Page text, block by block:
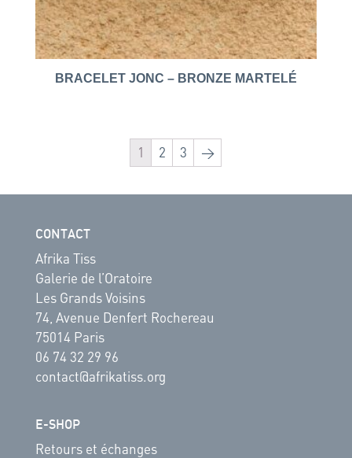
BRACELET JONC – BRONZE MARTELÉ
1 2 3 →
CONTACT
Afrika Tiss
Galerie de l’Oratoire
Les Grands Voisins
74, Avenue Denfert Rochereau
75014 Paris
06 74 32 29 96
contact@afrikatiss.org
E-SHOP
Retours et échanges